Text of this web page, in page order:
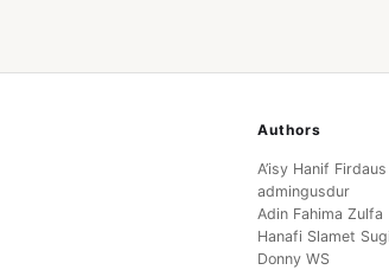
Authors
A’isy Hanif Firdaus
admingusdur
Adin Fahima Zulfa
Hanafi Slamet
Donny WS